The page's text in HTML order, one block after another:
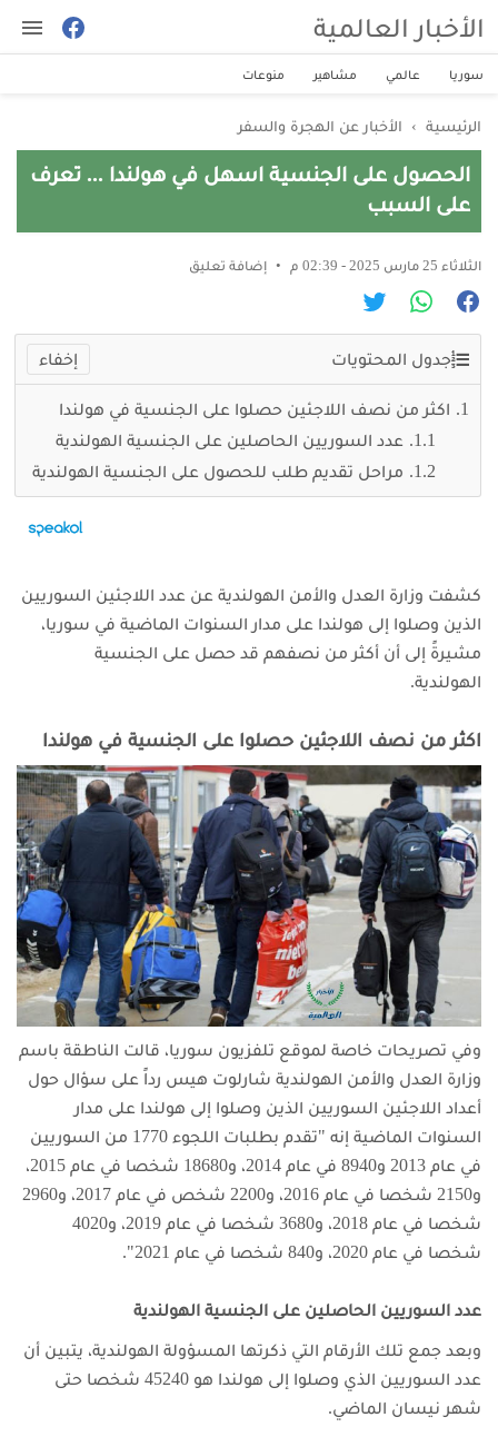
الأخبار العالمية
سوريا عالمي مشاهير منوعات
الرئيسية › الأخبار عن الهجرة والسفر
الحصول على الجنسية اسهل في هولندا ... تعرف
على السبب
الثلاثاء 25 مارس 2025 - 02:39 م إضافة تعليق
جدول المحتويات
اكثر من نصف اللاجئين حصلوا على الجنسية في هولندا
عدد السوريين الحاصلين على الجنسية الهولندية
مراحل تقديم طلب للحصول على الجنسية الهولندية
كشفت وزارة العدل والأمن الهولندية عن عدد اللاجئين السوريين
الذين وصلوا إلى هولندا على مدار السنوات الماضية في سوريا،
مشيرةً إلى أن أكثر من نصفهم قد حصل على الجنسية
الهولندية.
اكثر من نصف اللاجئين حصلوا على الجنسية في هولندا
وفي تصريحات خاصة لموقع تلفزيون سوريا، قالت الناطقة باسم
وزارة العدل والأمن الهولندية شارلوت هيس رداً على سؤال حول
أعداد اللاجئين السوريين الذين وصلوا إلى هولندا على مدار
السنوات الماضية إنه "تقدم بطلبات اللجوء 1770 من السوريين
في عام 2013 و8940 في عام 2014، و18680 شخصا في عام 2015،
و2150 شخصا في عام 2016، و2200 شخص في عام 2017، و2960
شخصا في عام 2018، و3680 شخصا في عام 2019، و4020
شخصا في عام 2020، و840 شخصا في عام 2021".
عدد السوريين الحاصلين على الجنسية الهولندية
وبعد جمع تلك الأرقام التي ذكرتها المسؤولة الهولندية، يتبين أن
عدد السوريين الذي وصلوا إلى هولندا هو 45240 شخصا حتى
شهر نيسان الماضي.